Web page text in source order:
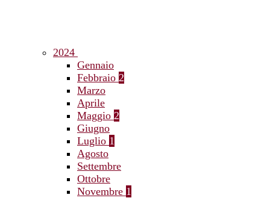
2024
Gennaio
Febbraio 2
Marzo
Aprile
Maggio 2
Giugno
Luglio 1
Agosto
Settembre
Ottobre
Novembre 1